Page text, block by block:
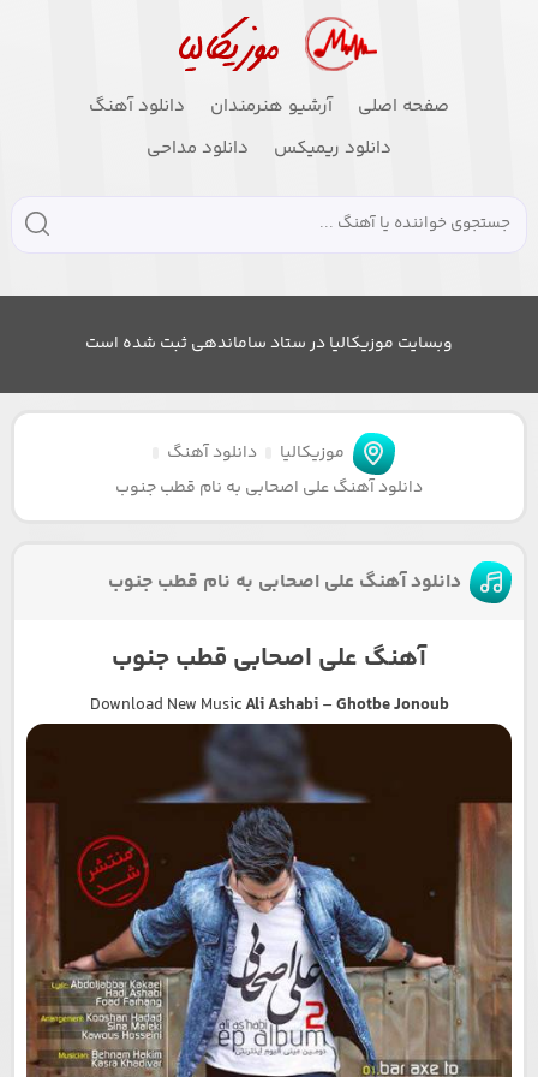
صفحه اصلی آرشیو هنرمندان
دانلود آهنگ
دانلود ریمیکس
دانلود مداحی
وبسایت موزیکالیا در ستاد ساماندهی ثبت شده است
موزیکالیا
دانلود آهنگ
دانلود آهنگ علی اصحابی به نام قطب جنوب
دانلود آهنگ علی اصحابی به نام قطب جنوب
آهنگ علی اصحابی قطب جنوب
Download New MusicAli Ashabi–Ghotbe Jonoub